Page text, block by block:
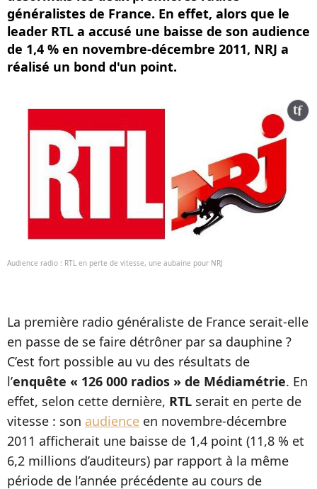
généralistes de France. En effet, alors que le
leader RTL a accusé une baisse de son audience
de 1,4 % en novembre-décembre 2011, NRJ a
réalisé un bond d'un point.
Audience radio : RTL en perte de vitesse, une aubaine pour NRJ
La première radio généraliste de France serait-elle
en passe de se faire détrôner par sa dauphine ?
C’est fort possible au vu des résultats de
l’enquête « 126 000 radios » de Médiamétrie. En
effet, selon cette dernière, RTL serait en perte de
vitesse : son audience en novembre-décembre
2011 afficherait une baisse de 1,4 point (11,8 % et
6,2 millions d’auditeurs) par rapport à la même
période de l’année précédente au cours de